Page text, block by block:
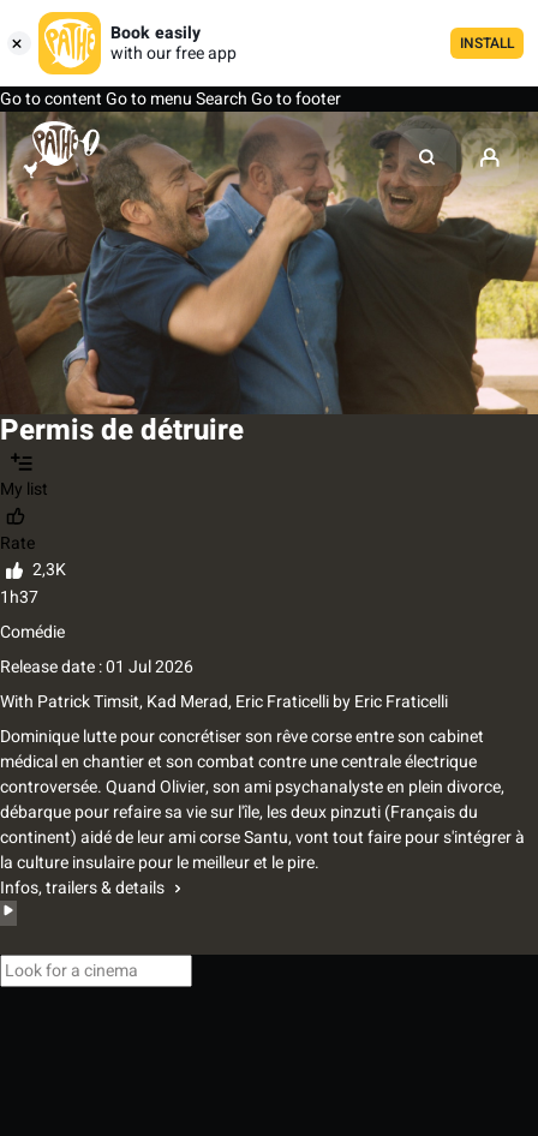
Book easily
with our free app
INSTALL
Go to contentGo to menuSearchGo to footer
Permis de détruire
My list
Rate
2,3K
1h37
Comédie
Release date : 01 Jul 2026
With Patrick Timsit, Kad Merad, Eric FraticellibyEric Fraticelli
Dominique lutte pour concrétiser son rêve corse entre son cabinet
médical en chantier et son combat contre une centrale électrique
controversée. Quand Olivier, son ami psychanalyste en plein divorce,
débarque pour refaire sa vie sur l'île, les deux pinzuti (Français du
continent) aidé de leur ami corse Santu, vont tout faire pour s'intégrer à
la culture insulaire pour le meilleur et le pire.
Infos, trailers & details